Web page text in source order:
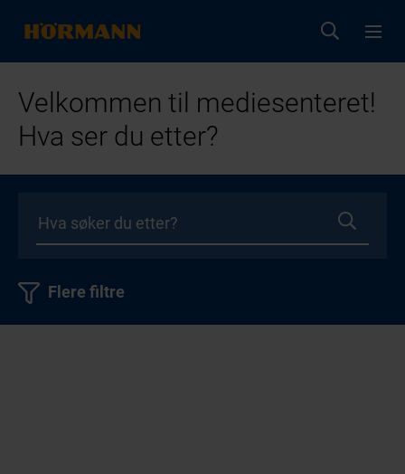
Velkommen til mediesenteret!
Hva ser du etter?
Flere filtre